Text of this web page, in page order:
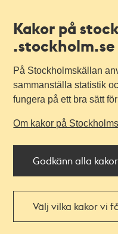
Kakor på
.stockholm.se
På Stockholmskällan
sammanställa statistik
fungera på ett bra sätt
Om kakor på
Godkänn alla kakor
Välj vilka kakor vi